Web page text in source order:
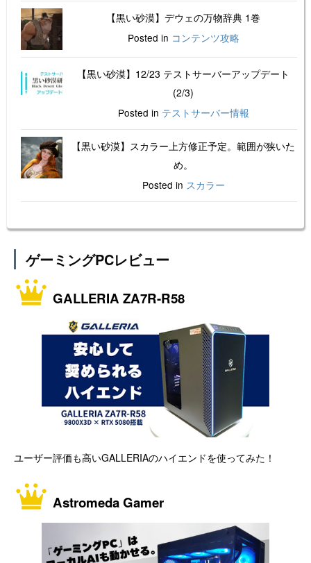
【黒い砂漠】デウェの万物辞典 1巻
Posted in コンテンツ攻略
【黒い砂漠】12/23 テストサーバーアップデート
(2/3)
Posted in テストサーバー情報
【黒い砂漠】スカラー上方修正予定。範囲が狭いた
め。
Posted in スカラー
ゲーミングPCレビュー
GALLERIA ZA7R-R58
ユーザー評価も高いGALLERIAのハイエンドを使ってみた！
Astromeda Gamer